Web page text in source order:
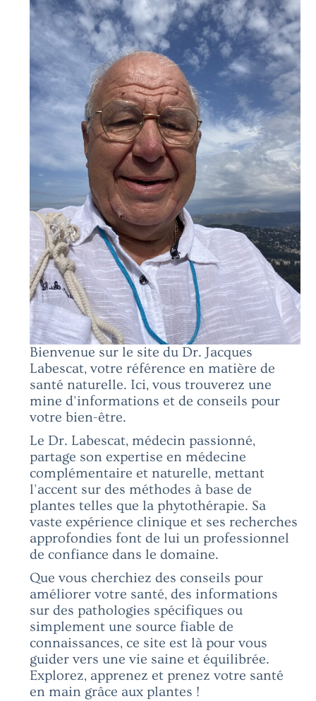
Bienvenue sur le site du Dr. Jacques
Labescat, votre référence en matière de
santé naturelle. Ici, vous trouverez une
mine d'informations et de conseils pour
votre bien-être.
Le Dr. Labescat, médecin passionné,
partage son expertise en médecine
complémentaire et naturelle, mettant
l'accent sur des méthodes à base de
plantes telles que la phytothérapie. Sa
vaste expérience clinique et ses recherches
approfondies font de lui un professionnel
de confiance dans le domaine.
Que vous cherchiez des conseils pour
améliorer votre santé, des informations
sur des pathologies spécifiques ou
simplement une source fiable de
connaissances, ce site est là pour vous
guider vers une vie saine et équilibrée.
Explorez, apprenez et prenez votre santé
en main grâce aux plantes !